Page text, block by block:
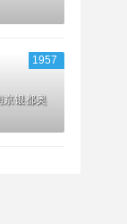
1957
京银都奥